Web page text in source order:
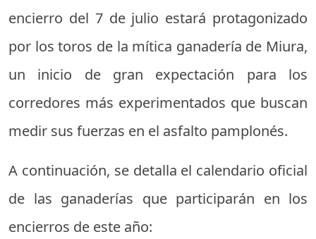
encierro del 7 de julio estará protagonizado
por los toros de la mítica ganadería de Miura,
un inicio de gran expectación para los
corredores más experimentados que buscan
medir sus fuerzas en el asfalto pamplonés.
A continuación, se detalla el calendario oficial
de las ganaderías que participarán en los
encierros de este año: